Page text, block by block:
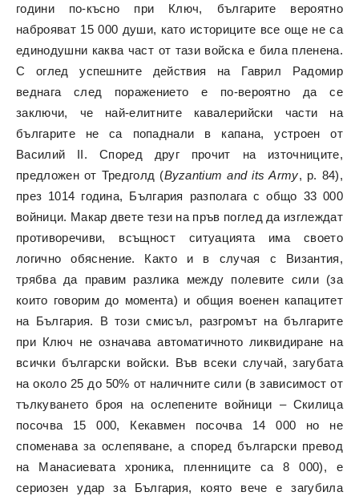
години по-късно при Ключ, българите вероятно
наброяват 15 000 души, като историците все още не са
единодушни каква част от тази войска е била пленена.
С оглед успешните действия на Гаврил Радомир
веднага след поражението е по-вероятно да се
заключи, че най-елитните кавалерийски части на
българите не са попаднали в капана, устроен от
Василий II. Според друг прочит на източниците,
предложен от Тредголд (Byzantium and its Army, p. 84),
през 1014 година, България разполага с общо 33 000
войници. Макар двете тези на пръв поглед да изглеждат
противоречиви, всъщност ситуацията има своето
логично обяснение. Както и в случая с Византия,
трябва да правим разлика между полевите сили (за
които говорим до момента) и общия военен капацитет
на България. В този смисъл, разгромът на българите
при Ключ не означава автоматичното ликвидиране на
всички български войски. Във всеки случай, загубата
на около 25 до 50% от наличните сили (в зависимост от
тълкуването броя на ослепените войници – Скилица
посочва 15 000, Кекавмен посочва 14 000 но не
споменава за ослепяване, а според български превод
на Манасиевата хроника, пленниците са 8 000), е
сериозен удар за България, която вече е загубила